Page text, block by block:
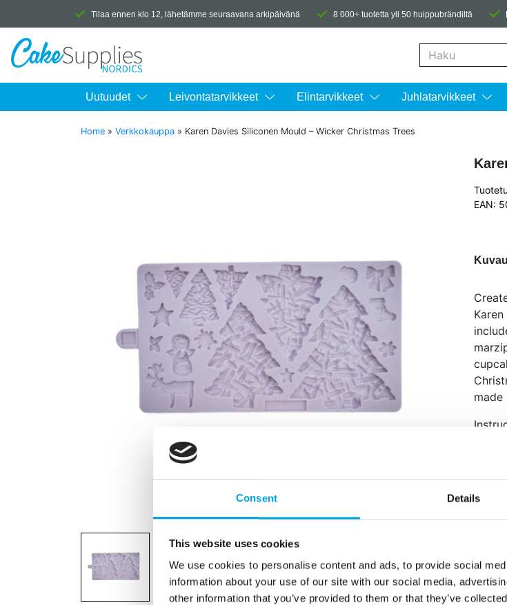
Consent Details
This website uses cookies
We use cookies to personalise content and ads, to provide social
information about your use of our site with our social media,
other information that you’ve provided to them or that they’ve
Tilaa ennen klo 12, lähetämme seuraavana arkipäivänä 8 000+ tuotetta yli 50 huippubrändiltä
Uutuudet Leivontatarvikkeet Elintarvikkeet Juhlatarvikkeet
Home » Verkkokauppa » Karen Davies Siliconen Mould – Wicker Christmas Trees
EAN:
made
the